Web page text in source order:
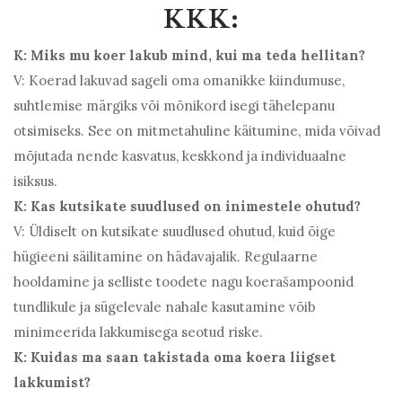
KKK:
K: Miks mu koer lakub mind, kui ma teda hellitan?
V: Koerad lakuvad sageli oma omanikke kiindumuse,
suhtlemise märgiks või mõnikord isegi tähelepanu
otsimiseks. See on mitmetahuline käitumine, mida võivad
mõjutada nende kasvatus, keskkond ja individuaalne
isiksus.
K: Kas kutsikate suudlused on inimestele ohutud?
V: Üldiselt on kutsikate suudlused ohutud, kuid õige
hügieeni säilitamine on hädavajalik. Regulaarne
hooldamine ja selliste toodete nagu koerašampoonid
tundlikule ja sügelevale nahale kasutamine võib
minimeerida lakkumisega seotud riske.
K: Kuidas ma saan takistada oma koera liigset
lakkumist?